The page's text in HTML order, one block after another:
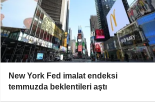
New York Fed imalat endeksi
temmuzda beklentileri aştı